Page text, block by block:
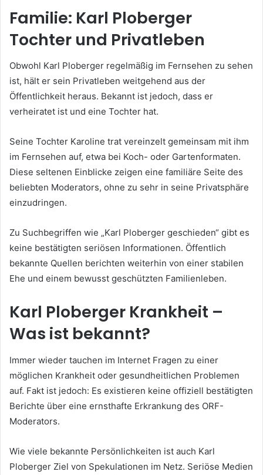
Familie: Karl Ploberger
Tochter und Privatleben
Obwohl Karl Ploberger regelmäßig im Fernsehen zu sehen
ist, hält er sein Privatleben weitgehend aus der
Öffentlichkeit heraus. Bekannt ist jedoch, dass er
verheiratet ist und eine Tochter hat.
Seine Tochter Karoline trat vereinzelt gemeinsam mit ihm
im Fernsehen auf, etwa bei Koch- oder Gartenformaten.
Diese seltenen Einblicke zeigen eine familiäre Seite des
beliebten Moderators, ohne zu sehr in seine Privatsphäre
einzudringen.
Zu Suchbegriffen wie „Karl Ploberger geschieden“ gibt es
keine bestätigten seriösen Informationen. Öffentlich
bekannte Quellen berichten weiterhin von einer stabilen
Ehe und einem bewusst geschützten Familienleben.
Karl Ploberger Krankheit –
Was ist bekannt?
Immer wieder tauchen im Internet Fragen zu einer
möglichen Krankheit oder gesundheitlichen Problemen
auf. Fakt ist jedoch: Es existieren keine offiziell bestätigten
Berichte über eine ernsthafte Erkrankung des ORF-
Moderators.
Wie viele bekannte Persönlichkeiten ist auch Karl
Ploberger Ziel von Spekulationen im Netz. Seriöse Medien